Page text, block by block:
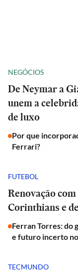
NEGÓCIOS
De Neymar a
unem a
de luxo
Por que
Ferrari?
FUTEBOL
Renovação
Corinthians e
Ferran Torres: do
e futuro incerto
TECMUNDO